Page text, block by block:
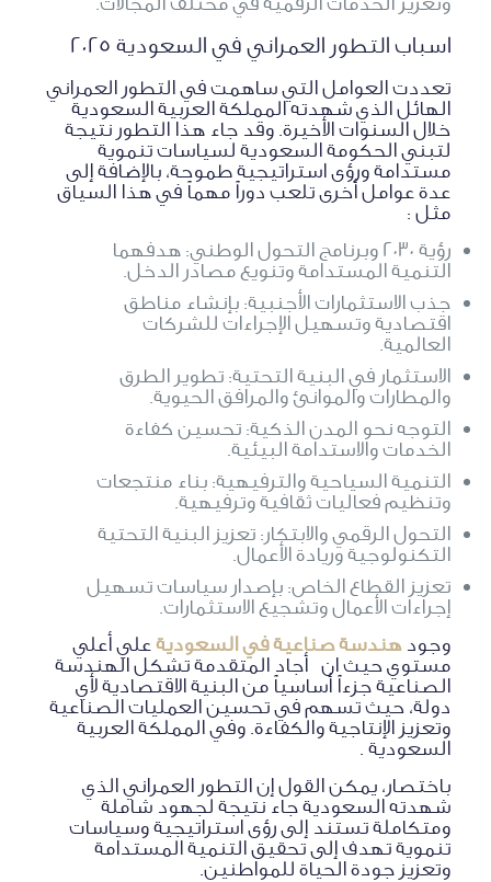
اسباب التطور العمراني في السعودية 2025
تعددت العوامل التي ساهمت في التطور العمراني
الهائل الذي شهدته المملكة العربية السعودية
خلال السنوات الأخيرة. وقد جاء هذا التطور نتيجة
لتبني الحكومة السعودية لسياسات تنموية
مستدامة ورؤى استراتيجية طموحة، بالإضافة إلى
عدة عوامل أخرى تلعب دوراً مهماً في هذا السياق
مثل :
رؤية 2030 وبرنامج التحول الوطني: هدفهما
التنمية المستدامة وتنويع مصادر الدخل.
جذب الاستثمارات الأجنبية: بإنشاء مناطق
اقتصادية وتسهيل الإجراءات للشركات
العالمية.
الاستثمار في البنية التحتية: تطوير الطرق
والمطارات والموانئ والمرافق الحيوية.
التوجه نحو المدن الذكية: تحسين كفاءة
الخدمات والاستدامة البيئية.
التنمية السياحية والترفيهية: بناء منتجعات
وتنظيم فعاليات ثقافية وترفيهية.
التحول الرقمي والابتكار: تعزيز البنية التحتية
التكنولوجية وريادة الأعمال.
تعزيز القطاع الخاص: بإصدار سياسات تسهيل
إجراءات الأعمال وتشجيع الاستثمارات.
وجودهندسة صناعية في السعوديةعلي أعلي
مستوي حيث ان أجاد المتقدمة تشكل الهندسة
الصناعية جزءاً أساسياً من البنية الاقتصادية لأي
دولة، حيث تسهم في تحسين العمليات الصناعية
وتعزيز الإنتاجية والكفاءة. وفي المملكة العربية
السعودية .
باختصار، يمكن القول إن التطور العمراني الذي
شهدته السعودية جاء نتيجة لجهود شاملة
ومتكاملة تستند إلى رؤى استراتيجية وسياسات
تنموية تهدف إلى تحقيق التنمية المستدامة
وتعزيز جودة الحياة للمواطنين.